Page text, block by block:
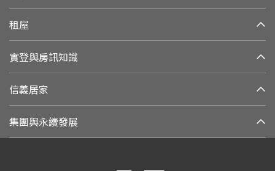
租屋
實登與房訊知識
信義居家
集團與永續發展